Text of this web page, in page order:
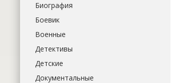
Биография
Боевик
Военные
Детективы
Детские
Документальные